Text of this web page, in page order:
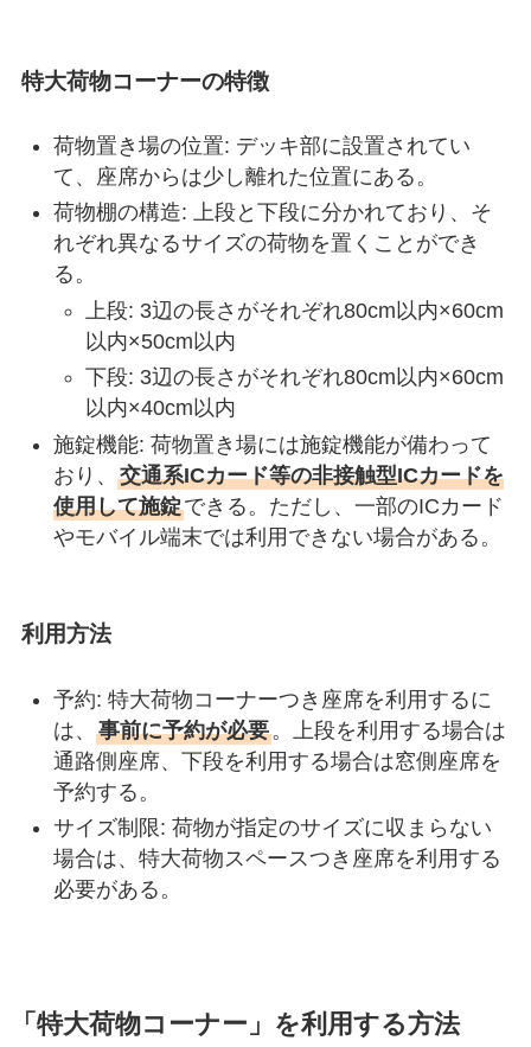
特大荷物コーナーの特徴
荷物置き場の位置: デッキ部に設置されてい
て、座席からは少し離れた位置にある。
荷物棚の構造: 上段と下段に分かれており、そ
れぞれ異なるサイズの荷物を置くことができ
る。
上段: 3辺の長さがそれぞれ80cm以内×60cm
以内×50cm以内
下段: 3辺の長さがそれぞれ80cm以内×60cm
以内×40cm以内
施錠機能: 荷物置き場には施錠機能が備わって
おり、 交通系ICカード等の非接触型ICカードを
使用して施錠できる。ただし、一部のICカード
やモバイル端末では利用できない場合がある。
利用方法
予約: 特大荷物コーナーつき座席を利用するに
は、 事前に予約が必要。上段を利用する場合は
通路側座席、下段を利用する場合は窓側座席を
予約する。
サイズ制限: 荷物が指定のサイズに収まらない
場合は、特大荷物スペースつき座席を利用する
必要がある。
「特大荷物コーナー」を利用する方法